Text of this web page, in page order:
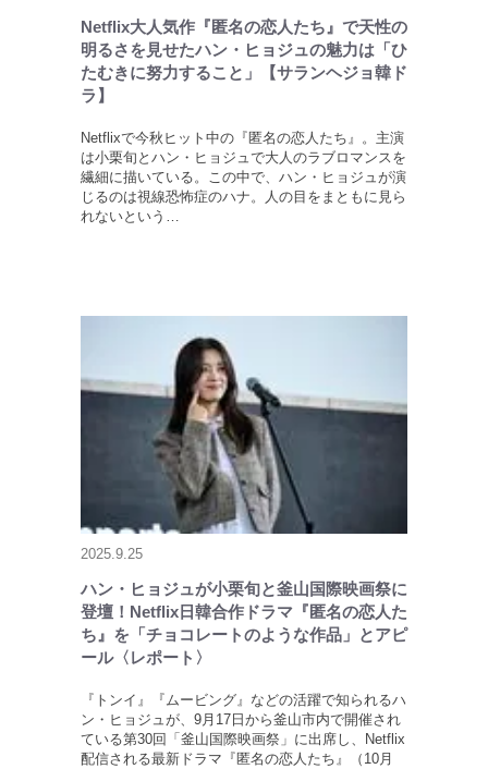
Netflix大人気作『匿名の恋人たち』で天性の
明るさを見せたハン・ヒョジュの魅力は「ひ
たむきに努力すること」【サランヘジョ韓ド
ラ】
Netflixで今秋ヒット中の『匿名の恋人たち』。主演
は小栗旬とハン・ヒョジュで大人のラブロマンスを
繊細に描いている。この中で、ハン・ヒョジュが演
じるのは視線恐怖症のハナ。人の目をまともに見ら
れないという…
2025.9.25
ハン・ヒョジュが小栗旬と釜山国際映画祭に
登壇！Netflix日韓合作ドラマ『匿名の恋人た
ち』を「チョコレートのような作品」とアピ
ール〈レポート〉
『トンイ』『ムービング』などの活躍で知られるハ
ン・ヒョジュが、9月17日から釜山市内で開催され
ている第30回「釜山国際映画祭」に出席し、Netflix
配信される最新ドラマ『匿名の恋人たち』（10月